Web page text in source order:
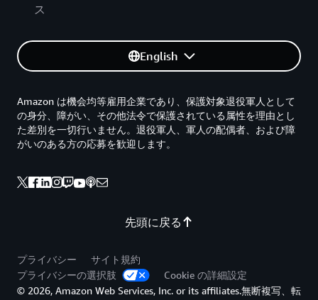
ス
English
先頭に戻る
Amazon は機会均等雇用企業であり、保護対象退役軍人として
の身分、障がい、その他法令で保護されている属性を理由とし
た差別を一切行いません。退役軍人、軍人の配偶者、および障
がいのある方の応募を歓迎します。
プライバシー
サイト規約
プライバシーの選択肢
Cookie の詳細設定
© 2026, Amazon Web Services, Inc. or its affiliates.無断複写、転